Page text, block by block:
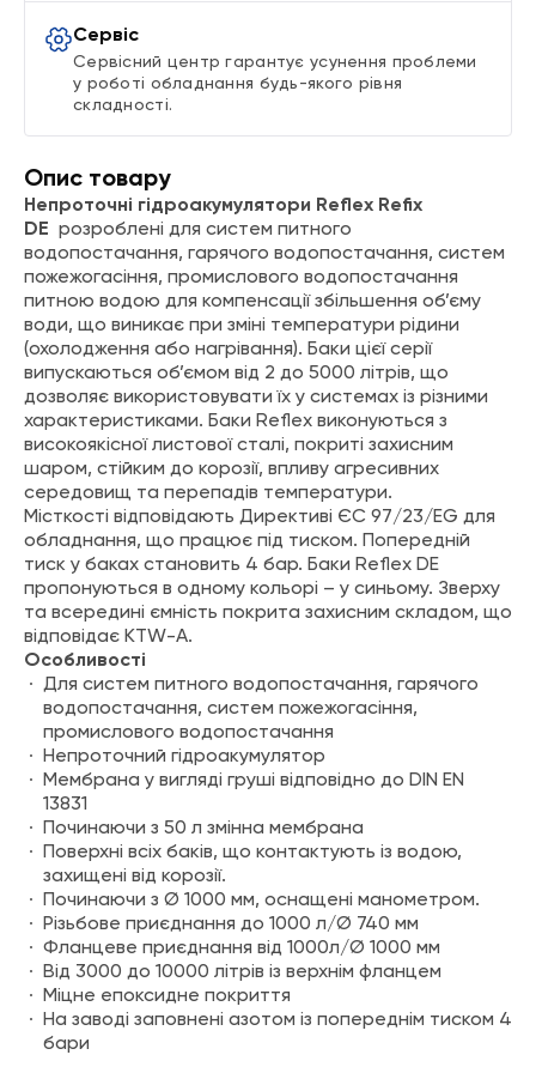
Сервіс
Сервісний центр гарантує усунення проблеми
у роботі обладнання будь-якого рівня
складності.
Опис товару
Непроточні гідроакумулятори Reflex Refix
DE розроблені для систем питного
водопостачання, гарячого водопостачання, систем
пожежогасіння, промислового водопостачання
питною водою для компенсації збільшення об’єму
води, що виникає при зміні температури рідини
(охолодження або нагрівання). Баки цієї серії
випускаються об’ємом від 2 до 5000 літрів, що
дозволяє використовувати їх у системах із різними
характеристиками. Баки Reflex виконуються з
високоякісної листової сталі, покриті захисним
шаром, стійким до корозії, впливу агресивних
середовищ та перепадів температури.
Місткості відповідають Директиві ЄС 97/23/EG для
обладнання, що працює під тиском. Попередній
тиск у баках становить 4 бар. Баки Reflex DE
пропонуються в одному кольорі – у синьому. Зверху
та всередині ємність покрита захисним складом, що
відповідає KTW-A.
Особливості
Для систем питного водопостачання, гарячого
водопостачання, систем пожежогасіння,
промислового водопостачання
Непроточний гідроакумулятор
Мембрана у вигляді груші відповідно до DIN EN
13831
Починаючи з 50 л змінна мембрана
Поверхні всіх баків, що контактують із водою,
захищені від корозії.
Починаючи з Ø 1000 мм, оснащені манометром.
Різьбове приєднання до 1000 л/Ø 740 мм
Фланцеве приєднання від 1000л/Ø 1000 мм
Від 3000 до 10000 літрів із верхнім фланцем
Міцне епоксидне покриття
На заводі заповнені азотом із попереднім тиском 4
бари